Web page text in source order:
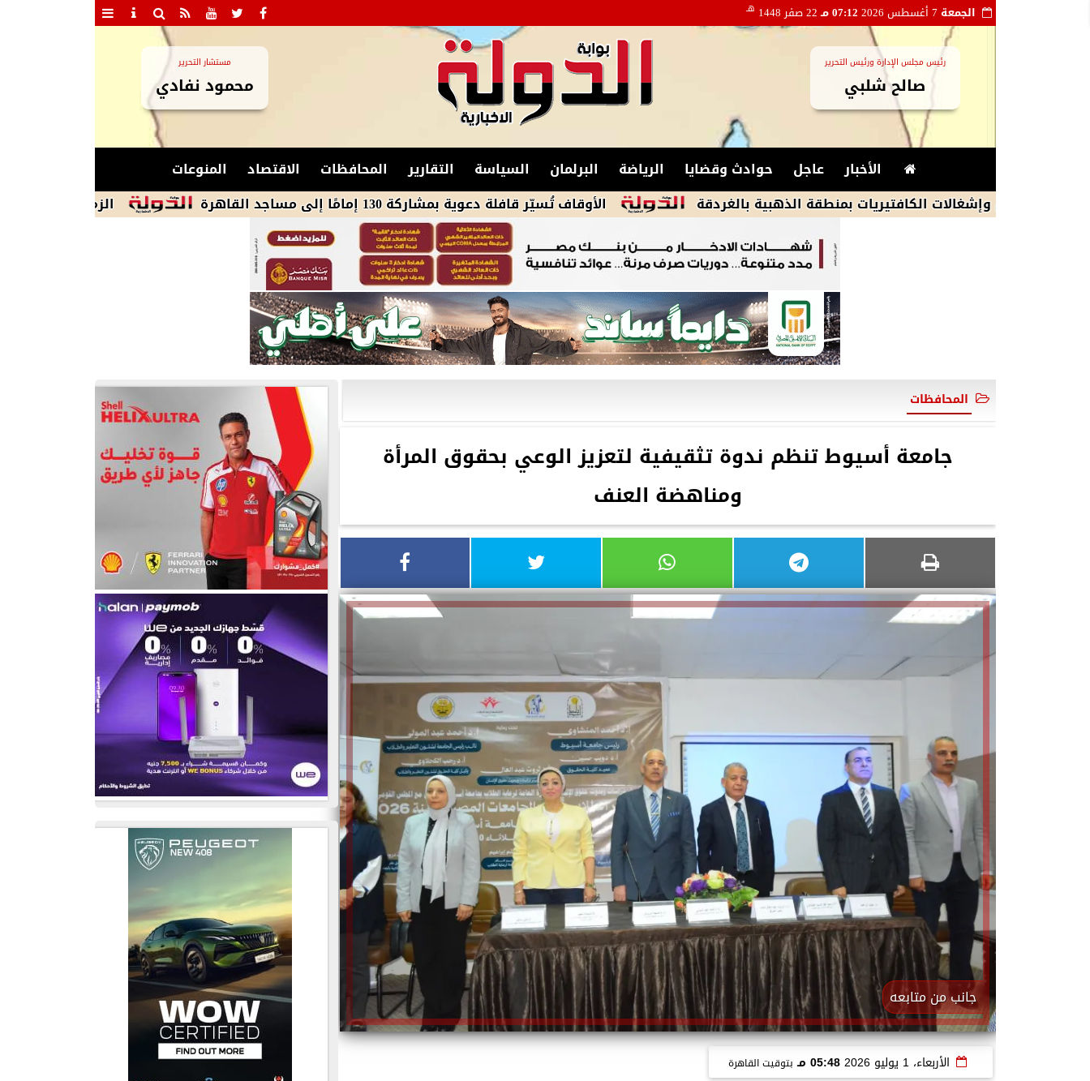
الجمعة 07:12 مـ 22 صفر 1448 هـ
رئيس مجلس الإدارة ورئيس التحرير
صالح شلبي
مستشار التحرير
محمود نفادي
الأخبار عاجل حوادث وقضايا الرياضة البرلمان السياسة التقارير المحافظات الاقتصاد
المنوعات
الزمالك يستبعد 4 لاعبين شباب من قائمة الفريق الأول للموسم الجديد
الأوقاف تُسيّر قافلة دعوية بمشاركة 130 إمامًا إلى مساجد القاهرة وإشغالات الكافتيريات بمنطقة الذهبية بالغردقة
المحافظات
جامعة أسيوط تنظم ندوة تثقيفية لتعزيز الوعي بحقوق المرأة
ومناهضة العنف
جانب من متابعه
الأربعاء، 1 يوليو 2026 05:48 مـ بتوقيت القاهرة